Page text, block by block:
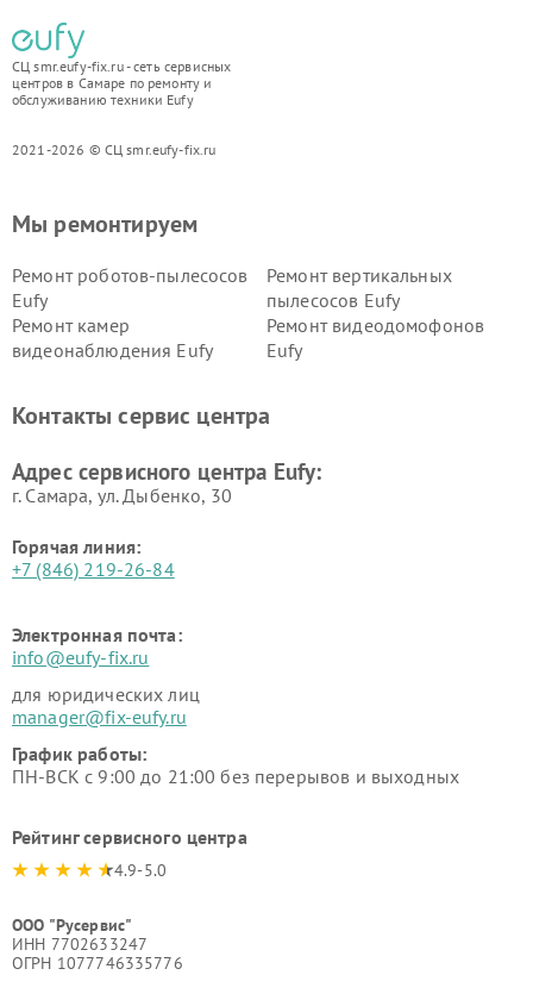
СЦ smr.eufy-fix.ru - сеть сервисных
центров в Самаре по ремонту и
обслуживанию техники Eufy
2021-2026 © СЦ smr.eufy-fix.ru
Мы ремонтируем
Ремонт роботов-пылесосов
Eufy
Ремонт вертикальных
пылесосов Eufy
Ремонт камер
видеонаблюдения Eufy
Ремонт видеодомофонов
Eufy
Контакты сервис центра
Адрес сервисного центра Eufy:
г. Самара, ул. Дыбенко, 30
Горячая линия:
+7 (846) 219-26-84
Электронная почта:
info@eufy-fix.ru
для юридических лиц
manager@fix-eufy.ru
График работы:
ПН-ВСК с 9:00 до 21:00 без перерывов и выходных
Рейтинг сервисного центра
4.9-5.0
ООО "Русервис"
ИНН 7702633247
ОГРН 1077746335776